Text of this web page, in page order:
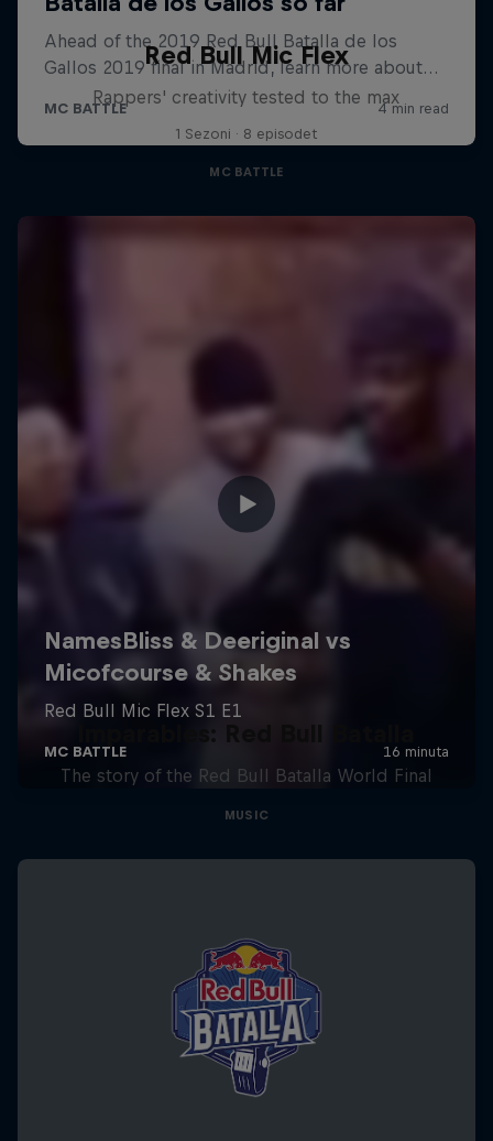
Red Bull Mic Flex
Rappers' creativity tested to the max
1 Sezoni · 8 episodet
MC BATTLE
The story of the Red Bull Batalla World Final
MUSIC